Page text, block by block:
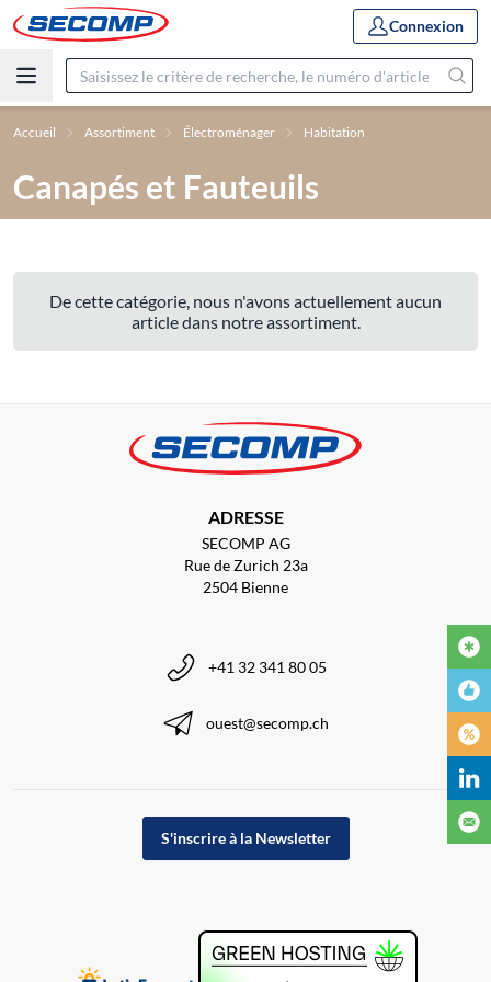
Connexion
Accueil Assortiment Électroménager Habitation
Canapés et Fauteuils
De cette catégorie, nous n'avons actuellement aucun
article dans notre assortiment.
ADRESSE
SECOMP AG
Rue de Zurich 23a
2504 Bienne
+41 32 341 80 05
ouest@secomp.ch
S'inscrire à la Newsletter